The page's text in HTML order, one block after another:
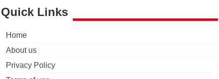
Quick Links
Home
About us
Privacy Policy